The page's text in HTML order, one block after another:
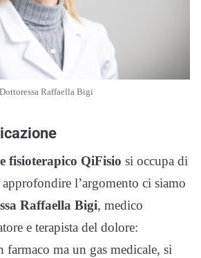
Dottoressa Raffaella Bigi
fisioterapico QiFisio si occupa di
l’argomento ci siamo
Raffaella Bigi, medico
e terapista del dolore:
farmaco ma un gas medicale, si